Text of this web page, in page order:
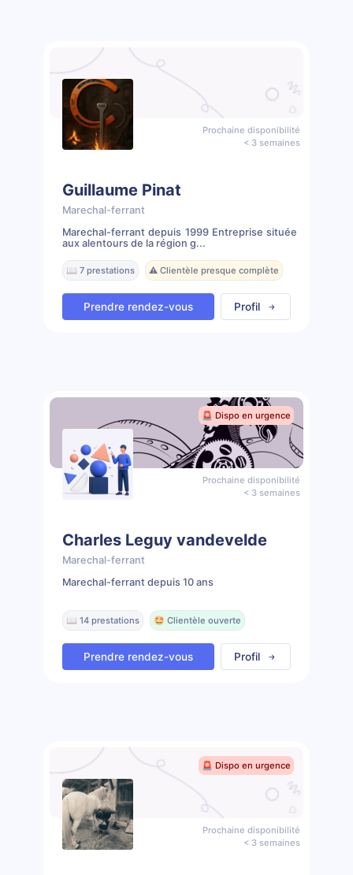
Prochaine disponibilité
< 3 semaines
Guillaume Pinat
Marechal-ferrant
Marechal-ferrant depuis 1999 Entreprise située
aux alentours de la région g...
📖 7 prestations ⚠️ Clientèle presque complète
Prendre rendez-vous Profil
🚨 Dispo en urgence
Prochaine disponibilité
< 3 semaines
Charles Leguy vandevelde
Marechal-ferrant
Marechal-ferrant depuis 10 ans
📖 14 prestations 🤩 Clientèle ouverte
Prendre rendez-vous Profil
🚨 Dispo en urgence
Prochaine disponibilité
< 3 semaines